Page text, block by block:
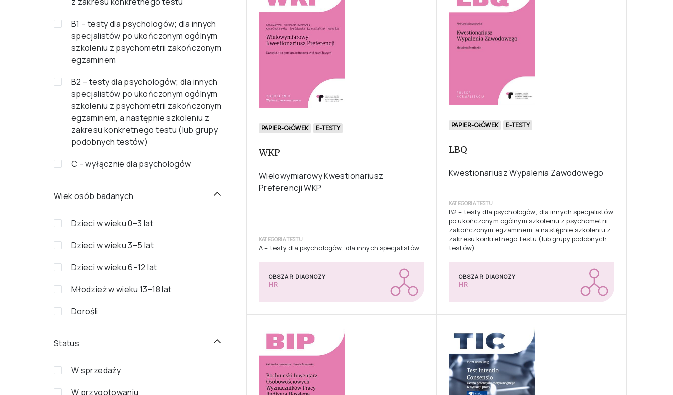
B1 – testy dla psychologów; dla innych
specjalistów po ukończonym ogólnym
szkoleniu z psychometrii zakończonym
egzaminem
B2 – testy dla psychologów; dla innych
specjalistów po ukończonym ogólnym
szkoleniu z psychometrii zakończonym
egzaminem, a następnie szkoleniu z
zakresu konkretnego testu (lub grupy
podobnych testów)
C – wyłącznie dla psychologów
Wiek osób badanych
Dzieci w wieku 0–3 lat
Dzieci w wieku 3–5 lat
Dzieci w wieku 6–12 lat
Młodzież w wieku 13–18 lat
Dorośli
Status
W sprzedaży
W przygotowaniu
PAPIER-OŁÓWEK E-TESTY
WKP
Wielowymiarowy Kwestionariusz
Preferencji WKP
KATEGORIA TESTU
A – testy dla psychologów; dla innych specjalistów
OBSZAR DIAGNOZY
HR
PAPIER-OŁÓWEK E-TESTY
LBQ
Kwestionariusz Wypalenia Zawodowego
KATEGORIA TESTU
B2 – testy dla psychologów; dla innych specjalistów
po ukończonym ogólnym szkoleniu z psychometrii
zakończonym egzaminem, a następnie szkoleniu z
zakresu konkretnego testu (lub grupy podobnych
testów)
OBSZAR DIAGNOZY
HR